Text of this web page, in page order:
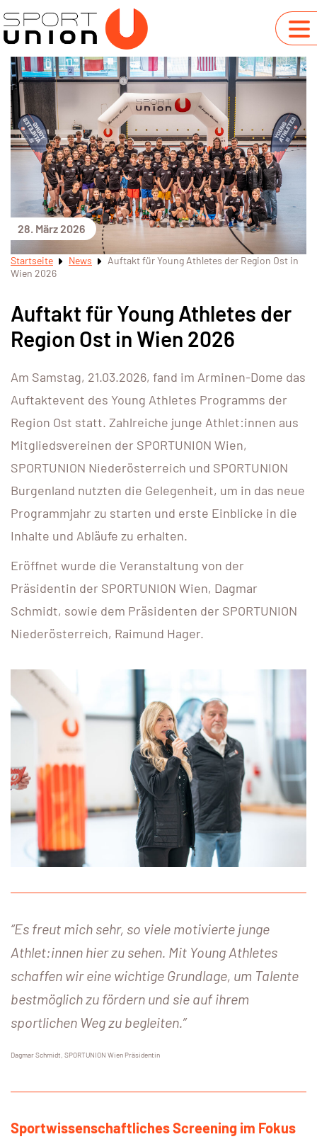
28. März 2026
Startseite News
Auftakt für Young Athletes der Region Ost in
Wien 2026
Auftakt für Young Athletes der
Region Ost in Wien 2026
Am Samstag, 21.03.2026, fand im Arminen-Dome das
Auftaktevent des Young Athletes Programms der
Region Ost statt. Zahlreiche junge Athlet:innen aus
Mitgliedsvereinen der SPORTUNION Wien,
SPORTUNION Niederösterreich und SPORTUNION
Burgenland nutzten die Gelegenheit, um in das neue
Programmjahr zu starten und erste Einblicke in die
Inhalte und Abläufe zu erhalten.
Eröffnet wurde die Veranstaltung von der
Präsidentin der SPORTUNION Wien, Dagmar
Schmidt, sowie dem Präsidenten der SPORTUNION
Niederösterreich, Raimund Hager.
“Es freut mich sehr, so viele motivierte junge
Athlet:innen hier zu sehen. Mit Young Athletes
schaffen wir eine wichtige Grundlage, um Talente
bestmöglich zu fördern und sie auf ihrem
sportlichen Weg zu begleiten.”
Dagmar Schmidt, SPORTUNION Wien Präsidentin
Sportwissenschaftliches Screening im Fokus